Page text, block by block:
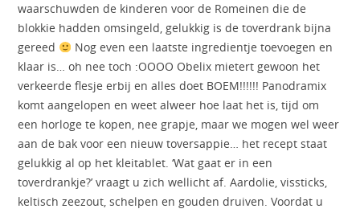
waarschuwden de kinderen voor de Romeinen die de
blokkie hadden omsingeld, gelukkig is de toverdrank bijna
gereed
Nog even een laatste ingredientje toevoegen en
klaar is… oh nee toch :OOOO Obelix mietert gewoon het
verkeerde flesje erbij en alles doet BOEM!!!!!! Panodramix
komt aangelopen en weet alweer hoe laat het is, tijd om
een horloge te kopen, nee grapje, maar we mogen wel weer
aan de bak voor een nieuw toversappie… het recept staat
gelukkig al op het kleitablet. ‘Wat gaat er in een
toverdrankje?’ vraagt u zich wellicht af. Aardolie, vissticks,
keltisch zeezout, schelpen en gouden druiven. Voordat u